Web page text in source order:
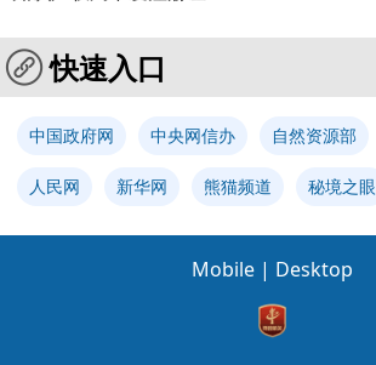
快速入口
中国政府网 中央网信办 自然资源部
人民网 新华网 熊猫频道 秘境之眼
Mobile | Desktop